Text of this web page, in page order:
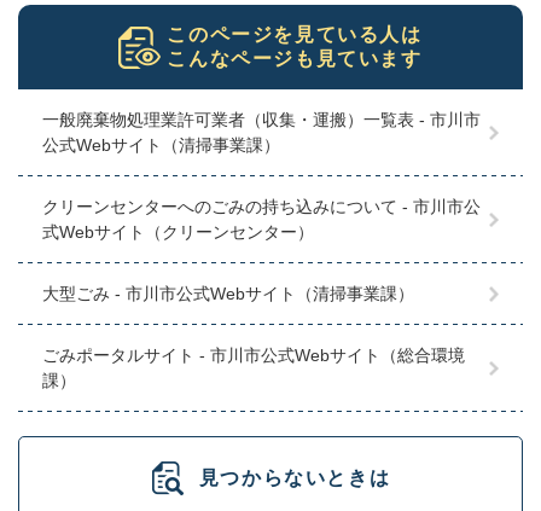
このページを見ている人は
こんなページも見ています
一般廃棄物処理業許可業者（収集・運搬）一覧表 - 市川市
公式Webサイト（清掃事業課）
クリーンセンターへのごみの持ち込みについて - 市川市公
式Webサイト（クリーンセンター）
大型ごみ - 市川市公式Webサイト（清掃事業課）
ごみポータルサイト - 市川市公式Webサイト（総合環境
課）
見つからないときは